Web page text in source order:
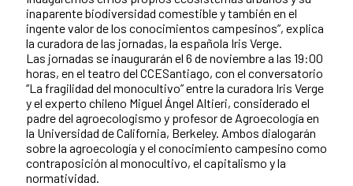
inaparente biodiversidad comestible y también en el
ingente valor de los conocimientos campesinos”, explica
la curadora de las jornadas, la española Iris Verge.
Las jornadas se inaugurarán el 6 de noviembre a las 19:00
horas, en el teatro del CCESantiago, con el conversatorio
“La fragilidad del monocultivo” entre la curadora Iris Verge
y el experto chileno Miguel Ángel Altieri, considerado el
padre del agroecologismo y profesor de Agroecología en
la Universidad de California, Berkeley. Ambos dialogarán
sobre la agroecología y el conocimiento campesino como
contraposición al monocultivo, el capitalismo y la
normatividad.